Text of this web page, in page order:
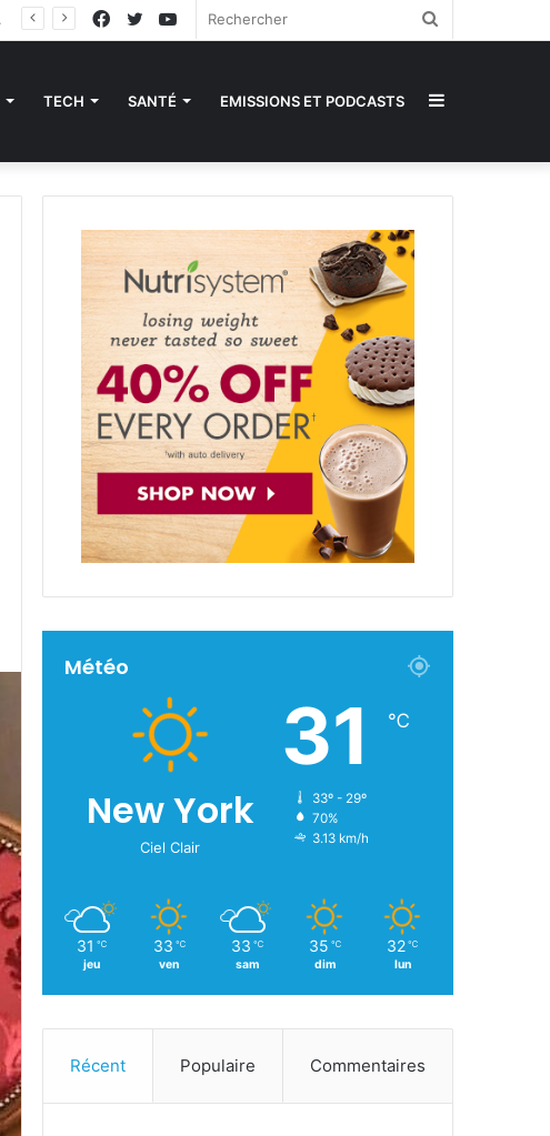
YouTube
Twitter
Facebook
TECH SANTÉ EMISSIONS ET PODCASTS
Météo
New York
Ciel Clair
31 ℃
33º - 29º
70%
3.13 km/h
31 ℃
jeu
33 ℃
ven
33 ℃
sam
35 ℃
dim
32 ℃
lun
Récent Populaire Commentaires